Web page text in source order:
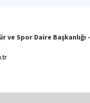
ve Spor Daire Başkanlığı -